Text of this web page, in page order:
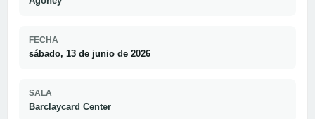
FECHA
sábado, 13 de junio de 2026
SALA
Barclaycard Center